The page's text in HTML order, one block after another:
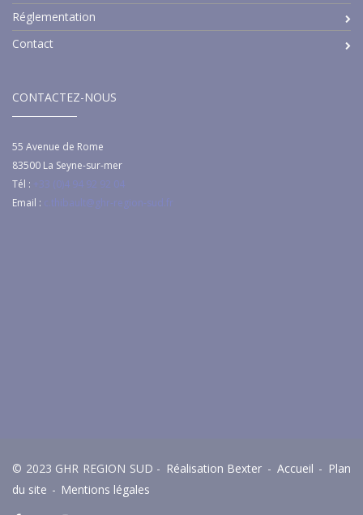
Réglementation
Contact
CONTACTEZ-NOUS
55 Avenue de Rome
83500 La Seyne-sur-mer
Tél : +33 (0)4 94 92 92 04
Email : c.thibault@ghr-region-sud.fr
© 2023 GHR REGION SUD - Réalisation Bexter - Accueil - Plan
du site - Mentions légales